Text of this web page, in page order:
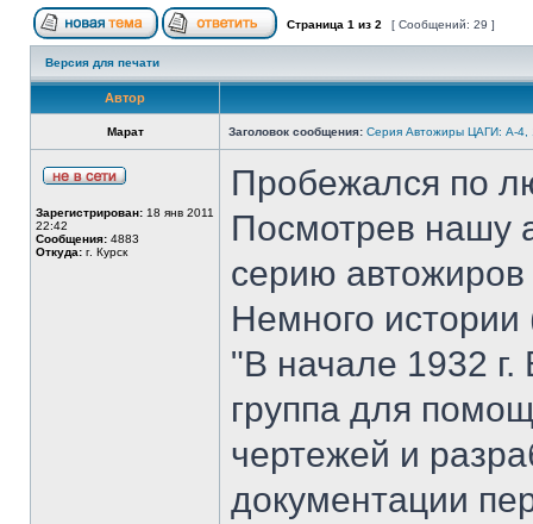
Страница 1 из 2 [ Сообщений: 29 ]
Версия для печати
Автор
Марат Заголовок сообщения: Серия Автожиры ЦАГИ: А-4,
Зарегистрирован: 18 янв 2011
22:42
Сообщения: 4883
Откуда: г. Курск
Пробежался по
Посмотрев нашу
серию
Немного истории
"В начале 1932 г.
группа для
чертежей и
документации